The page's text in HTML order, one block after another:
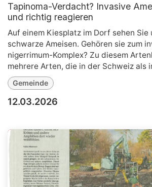
Tapinoma-Verdacht? Invasive
und richtig reagieren
Auf einem Kiesplatz im Dorf sehen Sie
schwarze Ameisen. Gehören sie zum
nigerrimum-Komplex? Zu diesem
mehrere Arten, die in der Schweiz als
Gemeinde
12.03.2026